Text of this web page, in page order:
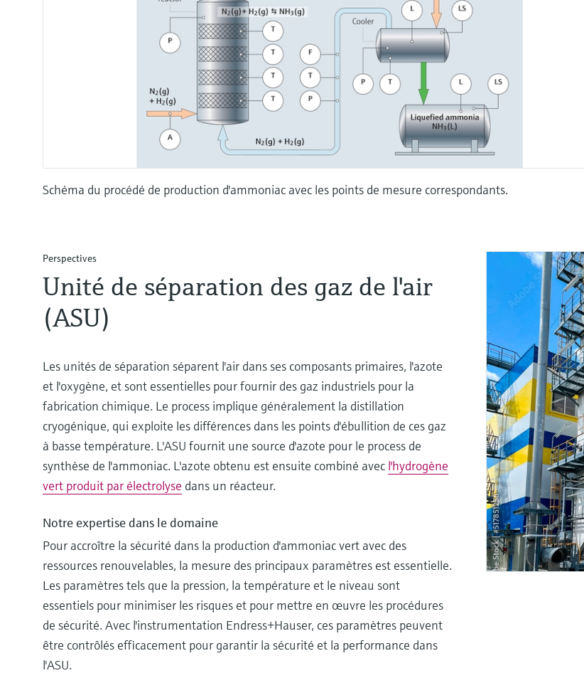
Schéma du procédé de production d'ammoniac avec les points de mesure correspondants.
Perspectives
Unité de séparation des gaz de l'air
(ASU)
Les unités de séparation séparent l'air dans ses composants primaires, l'azote
et l'oxygène, et sont essentielles pour fournir des gaz industriels pour la
fabrication chimique. Le process implique généralement la distillation
cryogénique, qui exploite les différences dans les points d'ébullition de ces gaz
à basse température. L'ASU fournit une source d'azote pour le process de
synthèse de l'ammoniac. L'azote obtenu est ensuite combiné avec l'hydrogène
vert produit par électrolyse dans un réacteur.
Notre expertise dans le domaine
Pour accroître la sécurité dans la production d'ammoniac vert avec des
ressources renouvelables, la mesure des principaux paramètres est essentielle.
Les paramètres tels que la pression, la température et le niveau sont
essentiels pour minimiser les risques et pour mettre en œuvre les procédures
de sécurité. Avec l'instrumentation Endress+Hauser, ces paramètres peuvent
être contrôlés efficacement pour garantir la sécurité et la performance dans
l'ASU.